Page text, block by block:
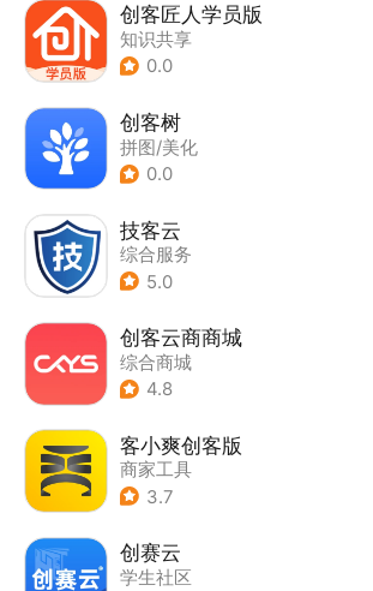
创客匠人学员版
知识共享
0.0
创客树
拼图/美化
0.0
技客云
综合服务
5.0
创客云商商城
综合商城
4.8
客小爽创客版
商家工具
3.7
创赛云
学生社区